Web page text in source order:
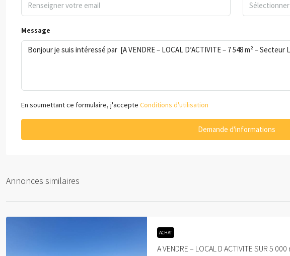
Sélectionner
Message
En soumettant ce formulaire, j'accepte Conditions d'utilisation
Demande d'informations
Annonces similaires
ACHAT